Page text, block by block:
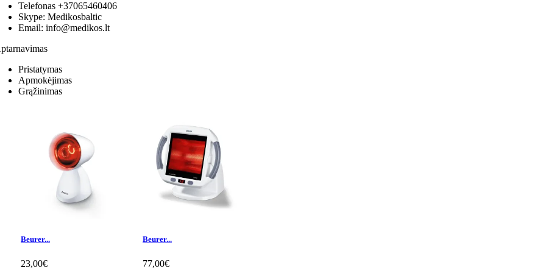
Telefonas +37065460406
Skype: Medikosbaltic
Email: info@medikos.lt
Pristatymas
Apmokėjimas
Grąžinimas
Beurer...
23,00€
Beurer...
77,00€